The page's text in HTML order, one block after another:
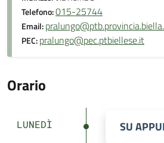
Telefono:015-25744
Email:
PEC:pralungo@pec.ptbiellese.it
Orario
LUNEDÌ SU